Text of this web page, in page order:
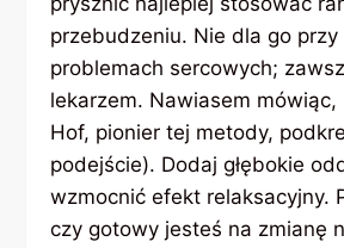
przebudzeniu. Nie dla go
problemach sercowych;
lekarzem. Nawiasem mówiąc,
Hof, pionier tej metody,
podejście). Dodaj głębokie
wzmocnić efekt relaksacyjny.
czy gotowy jesteś na zmianę